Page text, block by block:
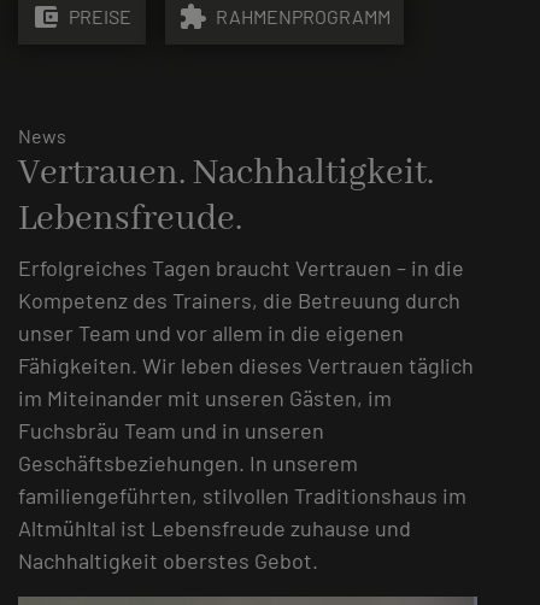
account_balance_wallet PREISE extension RAHMENPROGRAMM
News
Vertrauen. Nachhaltigkeit.
Lebensfreude.
Erfolgreiches Tagen braucht Vertrauen – in die
Kompetenz des Trainers, die Betreuung durch
unser Team und vor allem in die eigenen
Fähigkeiten. Wir leben dieses Vertrauen täglich
im Miteinander mit unseren Gästen, im
Fuchsbräu Team und in unseren
Geschäftsbeziehungen. In unserem
familiengeführten, stilvollen Traditionshaus im
Altmühltal ist Lebensfreude zuhause und
Nachhaltigkeit oberstes Gebot.